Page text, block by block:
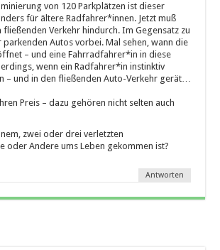
von 120 Parkplätzen ist dieser
für ältere Radfahrer*innen. Jetzt muß
Verkehr hindurch. Im Gegensatz zu
Autos vorbei. Mal sehen, wann die
– und eine Fahrradfahrer*in in diese
wenn ein Radfahrer*in instinktiv
– und in den fließenden Auto-Verkehr gerät…
Preis – dazu gehören nicht selten auch
zwei oder drei verletzten
oder Andere ums Leben gekommen ist?
Antworten